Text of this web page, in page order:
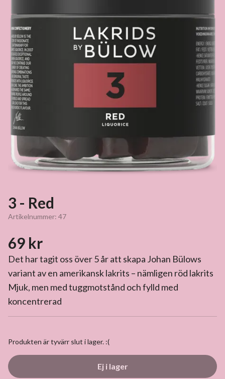
3 - Red
Artikelnummer: 47
69 kr
Det har tagit oss över 5 år att skapa Johan Bülows
variant av en amerikansk lakrits – nämligen röd lakrits
Mjuk, men med tuggmotstånd och fylld med
koncentrerad
Produkten är tyvärr slut i lager. :(
Ej i lager